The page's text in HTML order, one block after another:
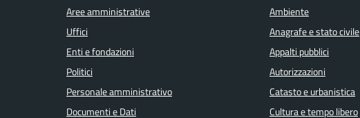
Aree amministrative
Uffici
Enti e fondazioni
Politici
Personale amministrativo
Documenti e Dati
Ambiente
Anagrafe e stato civile
Appalti pubblici
Autorizzazioni
Catasto e urbanistica
Cultura e tempo libero